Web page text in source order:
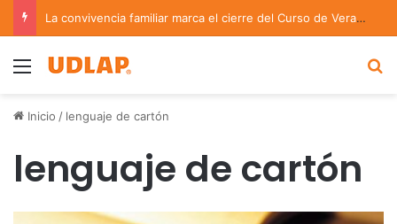
La convivencia familiar marca el cierre del Curso de Verano de Escuelas Aztecas
Menu
Inicio / lenguaje de cartón
lenguaje de cartón